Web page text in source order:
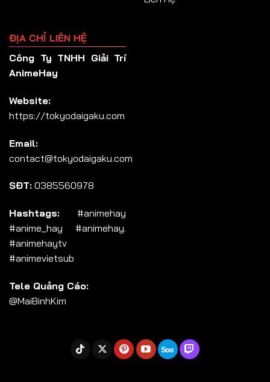
Tập 101
Tập 108
Tập 109
Tập 115
ĐỊA CHỈ LIÊN HỆ
Công Ty TNHH Giải Trí
AnimeHay
Website:
https://tokyodaigaku.com
Email:
contact@tokyodaigaku.com
SĐT: 0385560978
Hashtags: #animehay
#anime_hay #animehay.
#animehaytv
#animevietsub
Tele Quảng Cáo:
@MaiBinhKim